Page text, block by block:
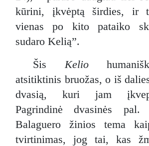
kūrini, įkvėptą širdies, ir
vienas po kito pataiko
sudaro Kelią”.
Šis Kelio
atsitiktinis bruožas, o iš
dvasią, kuri jam
Pagrindinė dvasinės pal.
Balaguero žinios tema
tvirtinimas, jog tai, kas